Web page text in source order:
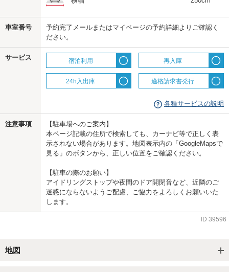
us
車室番号
予約完了メールまたはマイページの予約詳細よりご確認く
ださい。
サービス 宿泊利用 再入庫
24h入出庫 適格請求書発行
各種サービスの説明
注意事項
【駐車場へのご案内】
本ページ記載の住所で検索しても、カーナビ等で正しく表
示されない場合があります。地図表示内の「GoogleMapsで
見る」のボタンから、正しい位置をご確認ください。
【駐車の際のお願い】
アイドリングストップや夜間のドア開閉音など、近隣のご
迷惑にならないようご配慮、ご協力をよろしくお願いいた
します。
ID 39596
地図